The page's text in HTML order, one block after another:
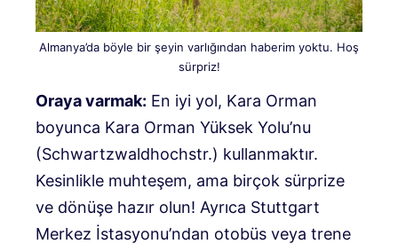
Almanya’da böyle bir şeyin varlığından haberim yoktu. Hoş
sürpriz!
Oraya varmak: En iyi yol, Kara Orman
boyunca Kara Orman Yüksek Yolu’nu
(Schwartzwaldhochstr.) kullanmaktır.
Kesinlikle muhteşem, ama birçok sürprize
ve dönüşe hazır olun! Ayrıca Stuttgart
Merkez İstasyonu’ndan otobüs veya trene